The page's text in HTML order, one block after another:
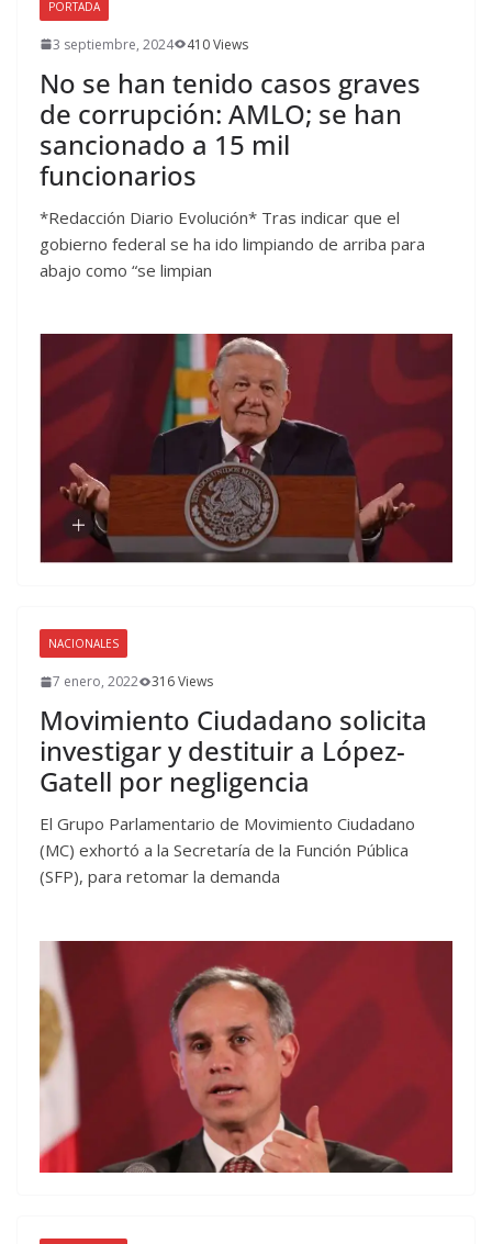
PORTADA
3 septiembre, 2024 410 Views
No se han tenido casos graves
de corrupción: AMLO; se han
sancionado a 15 mil
funcionarios
*Redacción Diario Evolución* Tras indicar que el
gobierno federal se ha ido limpiando de arriba para
abajo como “se limpian
NACIONALES
7 enero, 2022 316 Views
Movimiento Ciudadano solicita
investigar y destituir a López-
Gatell por negligencia
El Grupo Parlamentario de Movimiento Ciudadano
(MC) exhortó a la Secretaría de la Función Pública
(SFP), para retomar la demanda